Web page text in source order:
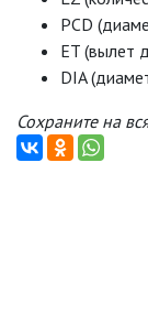
PCD
ET (вылет
DIA
Сохраните на